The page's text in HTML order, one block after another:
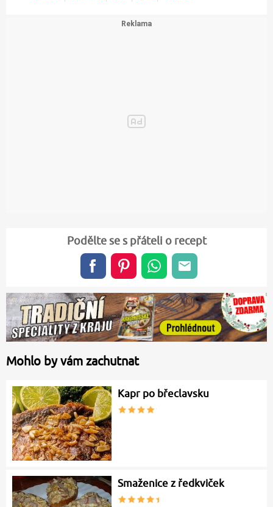
Podělte se s přáteli o recept
Mohlo by vám zachutnat
Kapr po břeclavsku
Smaženice z ředkviček